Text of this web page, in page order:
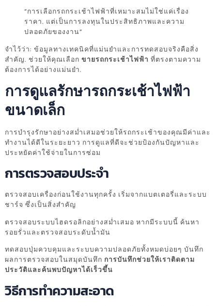
“การเลือกรถกระเช้าไฟฟ้าที่เหมาะสมไม่ใช่แค่เรื่อง
ราคา. แต่เป็นการลงทุนในประสิทธิภาพและความ
ปลอดภัยของงาน”
จำไว้ว่า: ข้อมูลทางเทคนิคที่แม่นยำและการทดสอบจริงคือสิ่ง
สำคัญ. ช่วยให้คุณเลือก ขายรถกระเช้าไฟฟ้า ที่ตรงตามความ
ต้องการได้อย่างแม่นยำ.
การดูแลรักษารถกระเช้าไฟฟ้า
ขนาดเล็ก
การบำรุงรักษาอย่างสม่ำเสมอช่วยให้รถกระเช้าของคุณมีค่าและ
ทำงานได้ดีในระยะยาว การดูแลที่ดีจะช่วยป้องกันปัญหาและ
ประหยัดค่าใช้จ่ายในการซ่อม
การตรวจสอบประจำ
ตรวจสอบเครื่องก่อนใช้งานทุกครั้ง เริ่มจากแบตเตอรี่และระบบ
ชาร์จ ซึ่งเป็นสิ่งสำคัญ
ตรวจสอบระบบไฮดรอลิกอย่างสม่ำเสมอ หากมีระบบนี้ ค้นหา
รอยรั่วและตรวจสอบระดับน้ำมัน
ทดสอบปุ่มควบคุมและระบบความปลอดภัยทั้งหมดบ่อยๆ บันทึก
ผลการตรวจสอบในสมุดบันทึก การบันทึกช่วยให้เราติดตาม
ประวัติและค้นพบปัญหาได้เร็วขึ้น
วิธีการทำความสะอาด